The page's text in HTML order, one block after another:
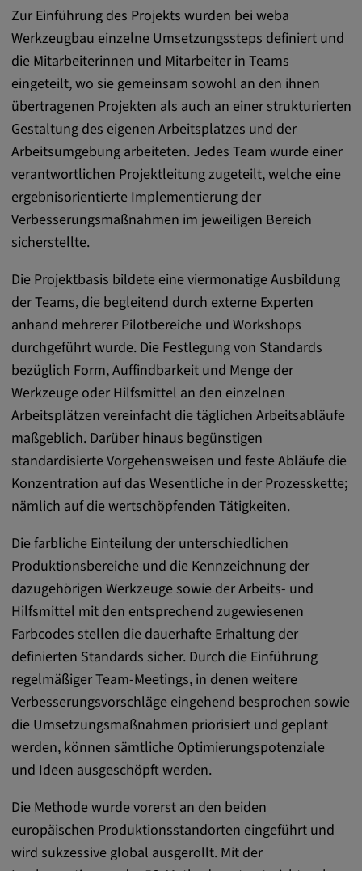
Zur Einführung des Projekts wurden bei weba
Werkzeugbau einzelne Umsetzungssteps definiert und
die Mitarbeiterinnen und Mitarbeiter in Teams
eingeteilt, wo sie gemeinsam sowohl an den ihnen
übertragenen Projekten als auch an einer strukturierten
Gestaltung des eigenen Arbeitsplatzes und der
Arbeitsumgebung arbeiteten. Jedes Team wurde einer
verantwortlichen Projektleitung zugeteilt, welche eine
ergebnisorientierte Implementierung der
Verbesserungsmaßnahmen im jeweiligen Bereich
sicherstellte.
Die Projektbasis bildete eine viermonatige Ausbildung
der Teams, die begleitend durch externe Experten
anhand mehrerer Pilotbereiche und Workshops
durchgeführt wurde. Die Festlegung von Standards
bezüglich Form, Auffindbarkeit und Menge der
Werkzeuge oder Hilfsmittel an den einzelnen
Arbeitsplätzen vereinfacht die täglichen Arbeitsabläufe
maßgeblich. Darüber hinaus begünstigen
standardisierte Vorgehensweisen und feste Abläufe die
Konzentration auf das Wesentliche in der Prozesskette;
nämlich auf die wertschöpfenden Tätigkeiten.
Die farbliche Einteilung der unterschiedlichen
Produktionsbereiche und die Kennzeichnung der
dazugehörigen Werkzeuge sowie der Arbeits- und
Hilfsmittel mit den entsprechend zugewiesenen
Farbcodes stellen die dauerhafte Erhaltung der
definierten Standards sicher. Durch die Einführung
regelmäßiger Team-Meetings, in denen weitere
Verbesserungsvorschläge eingehend besprochen sowie
die Umsetzungsmaßnahmen priorisiert und geplant
werden, können sämtliche Optimierungspotenziale
und Ideen ausgeschöpft werden.
Die Methode wurde vorerst an den beiden
europäischen Produktionsstandorten eingeführt und
wird sukzessive global ausgerollt. Mit der
youtube.com, google.com, doubleclick.net
Zweck:
VISITOR_INFO1_LIVE wird genutzt, um
Probleme mit dem Dienst zu erkennen und
zu beheben. YSC wird von YouTube
verwendet, um Nutzereingaben zu speichern
und sie den Aktionen eines Nutzers
zuzuordnen.
Cookie Laufzeit:
Matterport
Name:
_mkto_trk, singular_device_id, _vis_opt_s,
_gcl_au, FPAU, _rdt_uuid, _zitok,
_vis_opt_exp_124_combi,
_vis_opt_exp_140_combi, _vwo_ds,
_uetvid, ajs_anonymous_id, _vwo_uuid,
_vwo_uuid_v2, _ga, _ga_W66Y5HELXX,
_cfuvid, __q_state_oerwbSnkKEjaiD3g,
apple_analytics, _clck, cookie_consent_v3
matterport.com
Zweck:
Diese Cookies werden von einem
eingebetteten Drittanbieter-Tool gesetzt und
dienen der Analyse von
Benutzerinteraktionen, der Verfolgung des
Verhaltens auf verschiedenen Websites
und/oder der Bereitstellung personalisierter
Werbung.
Alle externe Medien
Name:
Zweck: